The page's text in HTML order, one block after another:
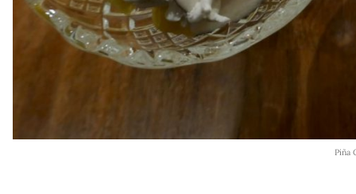
Piña